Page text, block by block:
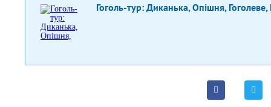
Гоголь-тур: Диканька, Опішня,